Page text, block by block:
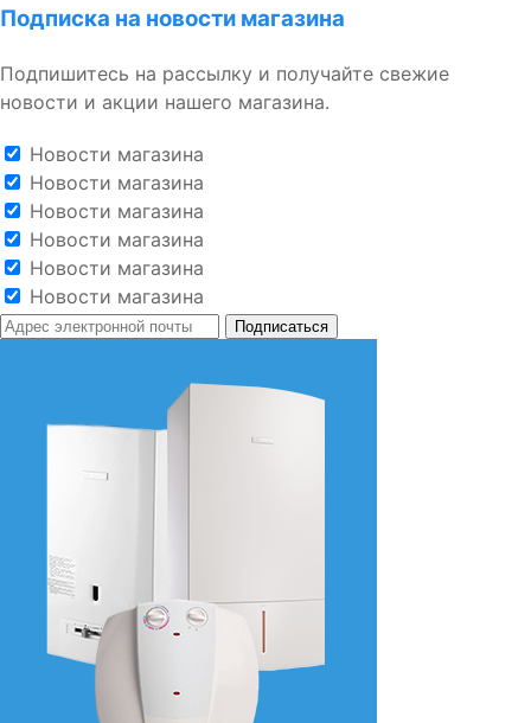
Подписка на новости магазина
Подпишитесь на рассылку и получайте свежие
новости и акции нашего магазина.
Новости магазина
Новости магазина
Новости магазина
Новости магазина
Новости магазина
Новости магазина